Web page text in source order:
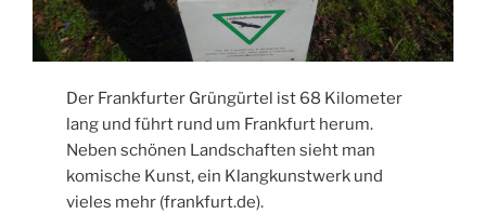
Der Frankfurter Grüngürtel ist 68 Kilometer
lang und führt rund um Frankfurt herum.
Neben schönen Landschaften sieht man
komische Kunst, ein Klangkunstwerk und
vieles mehr (frankfurt.de).